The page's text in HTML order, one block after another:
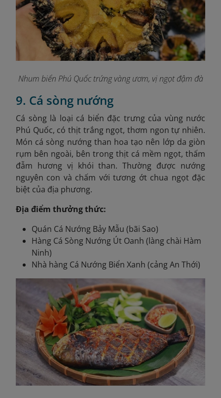
Nhum biển Phú Quốc trứng vàng ươm, vị ngọt đậm đà
9. Cá sòng nướng
Cá sòng là loại cá biển đặc trưng của vùng nước
Phú Quốc, có thịt trắng ngọt, thơm ngon tự nhiên.
Món cá sòng nướng than hoa tạo nên lớp da giòn
rụm bên ngoài, bên trong thịt cá mềm ngọt, thấm
đẫm hương vị khói than. Thường được nướng
nguyên con và chấm với tương ớt chua ngọt đặc
biệt của địa phương.
Địa điểm thưởng thức:
Quán Cá Nướng Bảy Mẫu (bãi Sao)
Hàng Cá Sòng Nướng Út Oanh (làng chài Hàm
Ninh)
Nhà hàng Cá Nướng Biển Xanh (cảng An Thới)